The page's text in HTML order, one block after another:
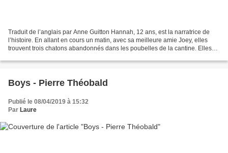
Traduit de l’anglais par Anne Guitton Hannah, 12 ans, est la narratrice de
l’histoire. En allant en cours un matin, avec sa meilleure amie Joey, elles
trouvent trois chatons abandonnés dans les poubelles de la cantine. Elles
Boys - Pierre Théobald
Publié le 08/04/2019 à 15:32
Par Laure